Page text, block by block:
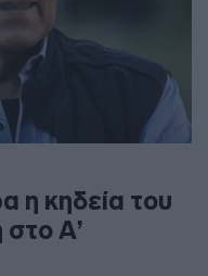
η κηδεία του
στο Α’